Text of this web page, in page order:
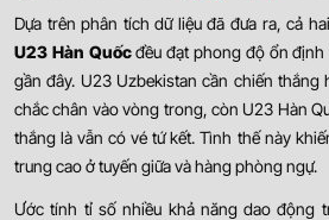
Dựa trên phân tích dữ liệu đã đưa ra, cả
U23 Hàn Quốcđều đạt phong độ ổn
gần đây. U23 Uzbekistan cần chiến
chắc chân vào vòng trong, còn U23 Hàn
thắng là vẫn có vé tứ kết. Tình thế này
trung cao ở tuyến giữa và hàng phòng ngự.
Ước tính tỉ số nhiều khả năng dao động